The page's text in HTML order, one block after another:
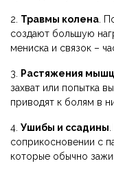
2. Травмы колена .
создают большую
мениска и связок –
3. Растяжения
захват или попытка
приводят к болям в
4. Ушибы и ссадины
соприкосновении с
которые обычно